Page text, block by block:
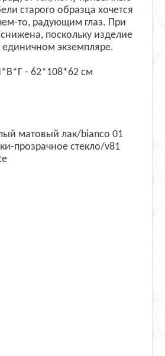
старого образца хочется
то, радующим глаз. При
поскольку изделие
единичном экземпляре.
- 62*108*62 см
матовый лак/bianco 01
прозрачное стекло/v81